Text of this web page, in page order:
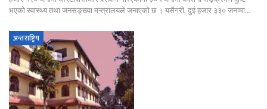
भएको स्वास्थ्य तथा जनसङ्ख्या मन्त्रालयले जनाएको छ । यसैगरी, दुई हजार ३३० जनामा…
अन्तराष्ट्रिय